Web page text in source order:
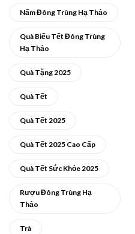
Nấm Đông Trùng Hạ Thảo
Quà Biếu Tết Đông Trùng
Hạ Thảo
Quà Tặng 2025
Quà Tết
Quà Tết 2025
Quà Tết 2025 Cao Cấp
Quà Tết Sức Khỏe 2025
Rượu Đông Trùng Hạ
Thảo
Trà